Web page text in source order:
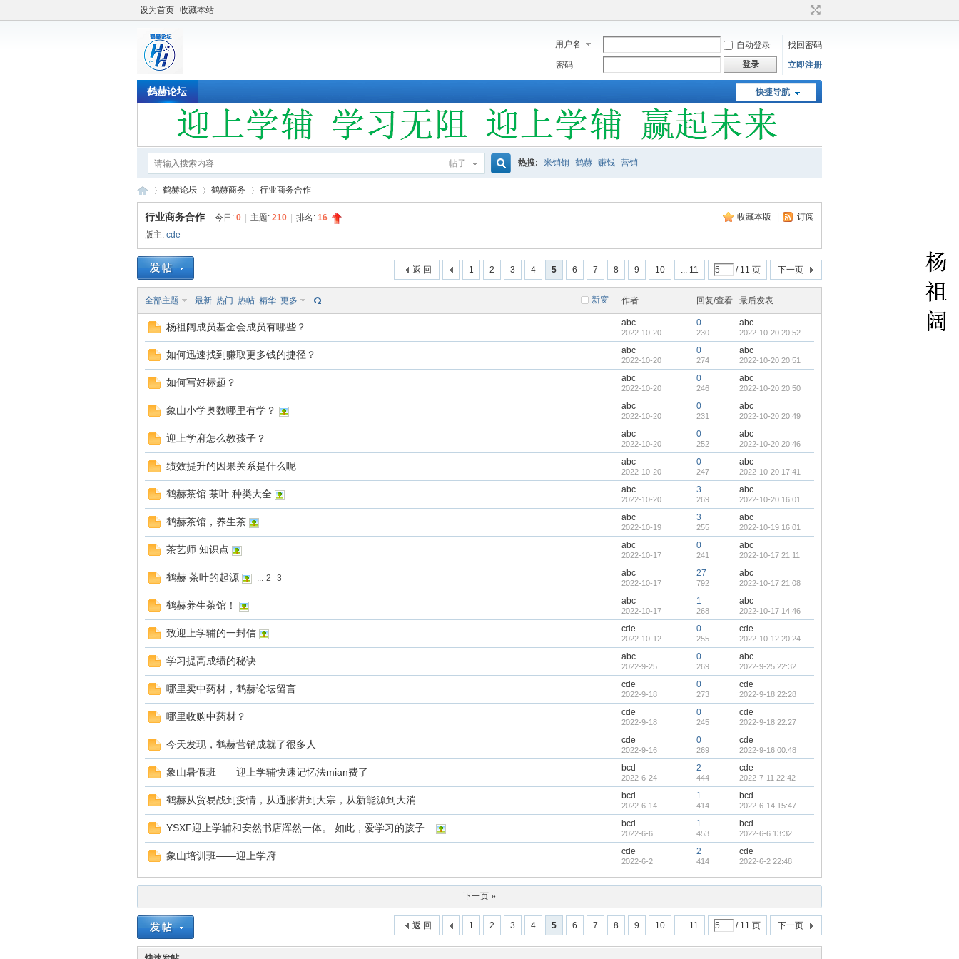
设为首页 收藏本站
用户名 自动登录
找回密码
密码
登录 立即注册
快捷导航
鹤赫论坛
帖子 热搜: 米销销 鹤赫 赚钱 营销
鹤
论
»
鹤赫论坛
›
鹤赫商务
›
行业商务合作
收藏本版 订阅
行业商务合作 今日: 0 主题: 210 排名: 16
版主: cde
1 2 3 4 5 6 7 8 9 10 ... 11 / 11 页 下一页
返 回
新窗
全部主题 最新 热门 热帖 精华 更多 作者 回复/查看 最后发表
杨祖阔成员基金会成员有哪些？ abc
2022-10-20
0
230
abc
2022-10-20 20:52
如何迅速找到赚取更多钱的捷径？ abc
2022-10-20
0
274
abc
2022-10-20 20:51
如何写好标题？ abc
2022-10-20
0
246
abc
2022-10-20 20:50
象山小学奥数哪里有学？ abc
2022-10-20
0
231
abc
2022-10-20 20:49
迎上学府怎么教孩子？ abc
2022-10-20
0
252
abc
2022-10-20 20:46
绩效提升的因果关系是什么呢 abc
2022-10-20
0
247
abc
2022-10-20 17:41
鹤赫茶馆 茶叶 种类大全 abc
2022-10-20
3
269
abc
2022-10-20 16:01
鹤赫茶馆，养生茶 abc
2022-10-19
3
255
abc
2022-10-19 16:01
茶艺师 知识点 abc
2022-10-17
0
241
abc
2022-10-17 21:11
鹤赫 茶叶的起源 ... 2 3 abc
2022-10-17
27
792
abc
2022-10-17 21:08
鹤赫养生茶馆！ abc
2022-10-17
1
268
abc
2022-10-17 14:46
致迎上学辅的一封信 cde
2022-10-12
0
255
cde
2022-10-12 20:24
学习提高成绩的秘诀 abc
2022-9-25
0
269
abc
2022-9-25 22:32
哪里卖中药材，鹤赫论坛留言 cde
2022-9-18
0
273
cde
2022-9-18 22:28
哪里收购中药材？ cde
2022-9-18
0
245
cde
2022-9-18 22:27
今天发现，鹤赫营销成就了很多人 cde
2022-9-16
0
269
cde
2022-9-16 00:48
象山暑假班——迎上学辅快速记忆法mian费了 bcd
2022-6-24
2
444
cde
2022-7-11 22:42
鹤赫从贸易战到疫情，从通胀讲到大宗，从新能源到大消... bcd
2022-6-14
1
414
bcd
2022-6-14 15:47
YSXF迎上学辅和安然书店浑然一体。 如此，爱学习的孩子... bcd
2022-6-6
1
453
bcd
2022-6-6 13:32
象山培训班——迎上学府 cde
2022-6-2
2
414
cde
2022-6-2 22:48
下一页 »
1 2 3 4 5 6 7 8 9 10 ... 11 / 11 页 下一页
返 回